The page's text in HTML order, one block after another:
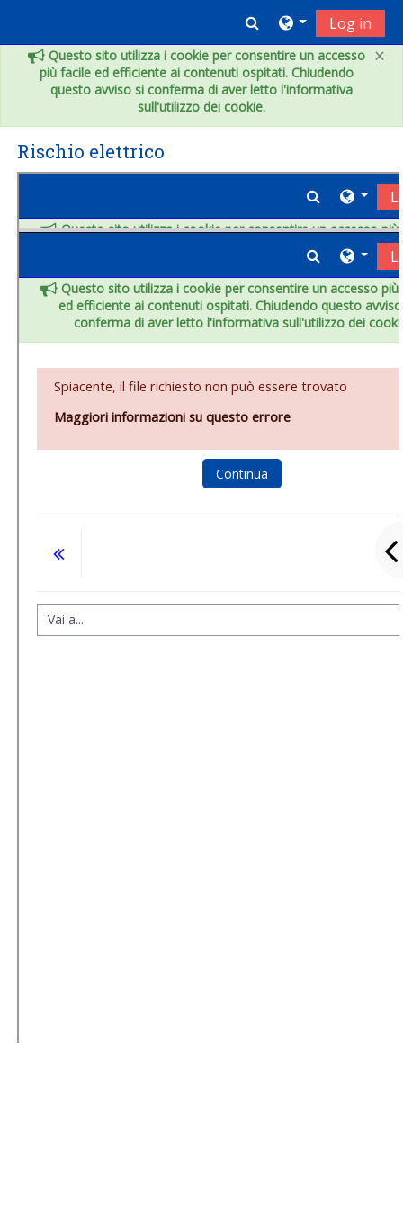
×
Questo sito utilizza i cookie per consentire un accesso
più facile ed efficiente ai contenuti ospitati. Chiudendo
questo avviso si conferma di aver letto l'informativa
sull'utilizzo dei cookie.
Toggle search
Log in
Rischio elettrico